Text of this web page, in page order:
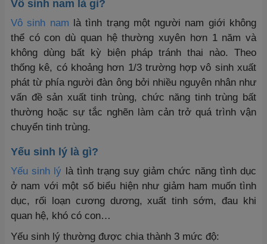
Vô sinh nam là gì?
Vô sinh nam là tình trạng một người nam giới không
thể có con dù quan hệ thường xuyên hơn 1 năm và
không dùng bất kỳ biện pháp tránh thai nào. Theo
thống kê, có khoảng hơn 1/3 trường hợp vô sinh xuất
phát từ phía người đàn ông bởi nhiều nguyên nhân như
vấn đề sản xuất tinh trùng, chức năng tinh trùng bất
thường hoặc sự tắc nghẽn làm cản trở quá trình vận
chuyển tinh trùng.
Yếu sinh lý là gì?
Yếu sinh lý là tình trạng suy giảm chức năng tình dục
ở nam với một số biểu hiện như giảm ham muốn tình
dục, rối loạn cương dương, xuất tinh sớm, đau khi
quan hệ, khó có con…
Yếu sinh lý thường được chia thành 3 mức độ: